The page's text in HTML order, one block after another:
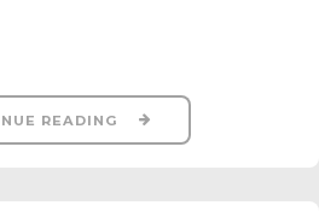
READING